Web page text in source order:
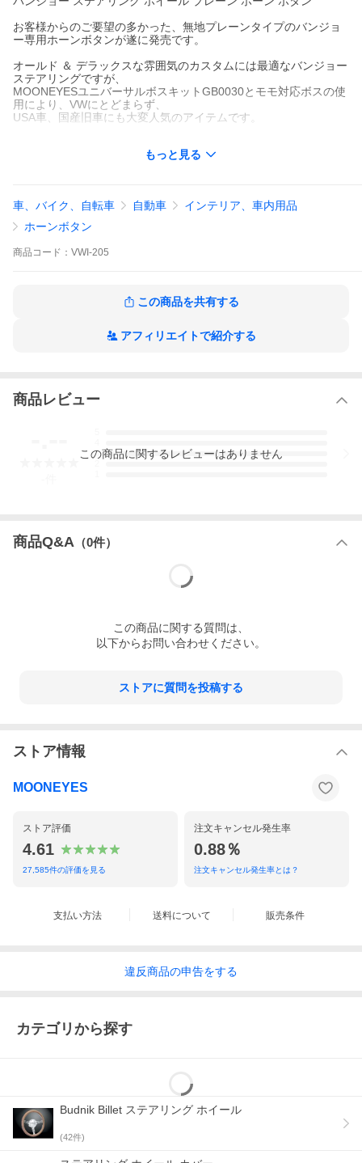
お客様からのご要望の多かった、無地プレーンタイプのバンジョ
ー専用ホーンボタンが遂に発売です。
オールド ＆ デラックスな雰囲気のカスタムには最適なバンジョー
ステアリングですが、
MOONEYESユニバーサルボスキットGB0030とモモ対応ボスの使
用により、VWにとどまらず、
USA車、国産旧車にも大変人気のアイテムです。
＊プラスチック製
＊MOONEYESユニバーサルボスキットGB0030は
もっと見る
車、バイク、自転車 自動車
インテリア、車内用品
ホーンボタン
商品 コード： VWI-205
この商品を共有する
アフィリエイトで紹介する
商品レビュー
3
この商品に関するレビューはありません
商品Q&A （0件）
この商品に関する質問は、
以下からお問い合わせください。
ストアに質問を投稿する
ストア情報
MOONEYES
ストア評価
4.61
27,585件の評価を見る
注文キャンセル発生率
0.88％
注文キャンセル発生率とは？
支払い方法 送料について 販売条件
違反商品の申告をする
カテゴリから探す
Budnik Billet ステアリング ホイール
(42件)